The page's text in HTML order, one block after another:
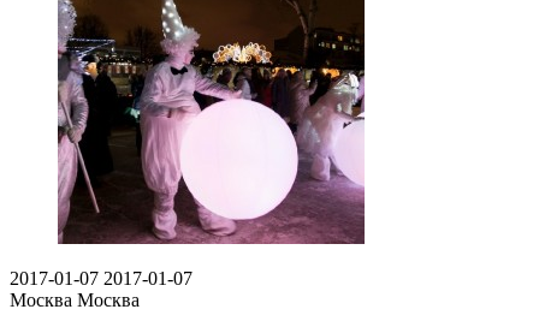
2017-01-07 2017-01-07
Москва Москва